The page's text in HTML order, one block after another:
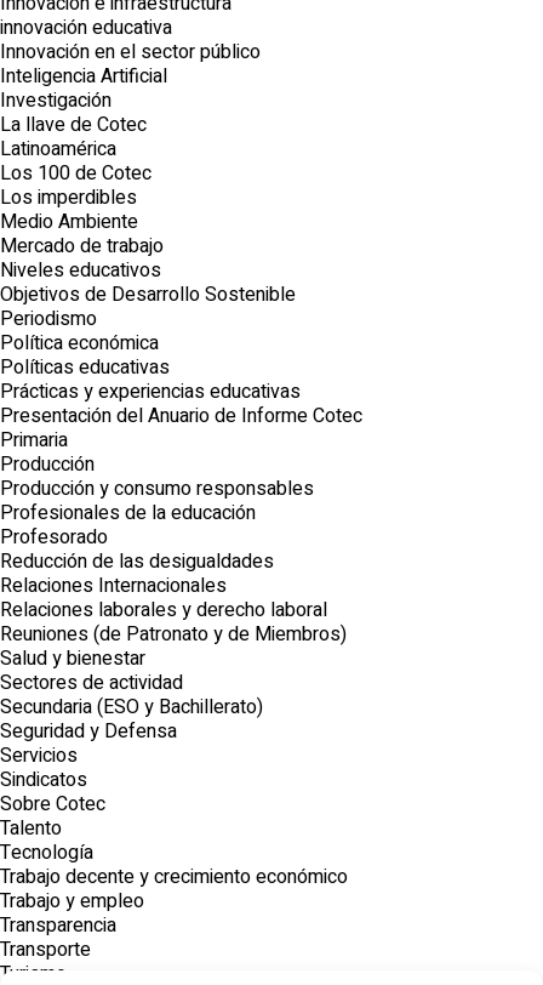
innovación educativa
Innovación en el sector público
Inteligencia Artificial
Investigación
La llave de Cotec
Latinoamérica
Los 100 de Cotec
Los imperdibles
Medio Ambiente
Mercado de trabajo
Niveles educativos
Objetivos de Desarrollo Sostenible
Periodismo
Política económica
Políticas educativas
Prácticas y experiencias educativas
Presentación del Anuario de Informe Cotec
Primaria
Producción
Producción y consumo responsables
Profesionales de la educación
Profesorado
Reducción de las desigualdades
Relaciones Internacionales
Relaciones laborales y derecho laboral
Reuniones (de Patronato y de Miembros)
Salud y bienestar
Sectores de actividad
Secundaria (ESO y Bachillerato)
Seguridad y Defensa
Servicios
Sindicatos
Sobre Cotec
Talento
Tecnología
Trabajo decente y crecimiento económico
Trabajo y empleo
Transparencia
Transporte
Turismo